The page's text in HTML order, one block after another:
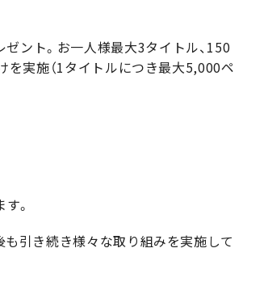
ント。お一人様最大3タイトル、150
を実施（1タイトルにつき最大5,000ペ
。
も引き続き様々な取り組みを実施して